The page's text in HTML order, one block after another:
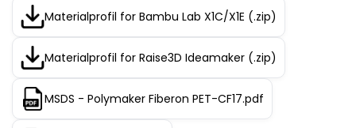
Materialprofil for Bambu Lab X1C/X1E (.zip)
Materialprofil for Raise3D Ideamaker (.zip)
MSDS - Polymaker Fiberon PET-CF17.pdf